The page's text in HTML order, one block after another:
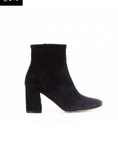
Cuir